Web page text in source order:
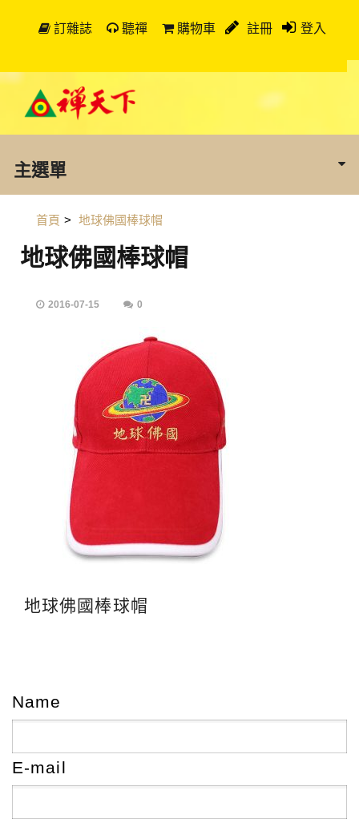
訂雜誌 聽禪 購物車 註冊 登入
主選單
首頁 > 地球佛國棒球帽
地球佛國棒球帽
2016-07-15 0
地球佛國棒球帽
Name
E-mail